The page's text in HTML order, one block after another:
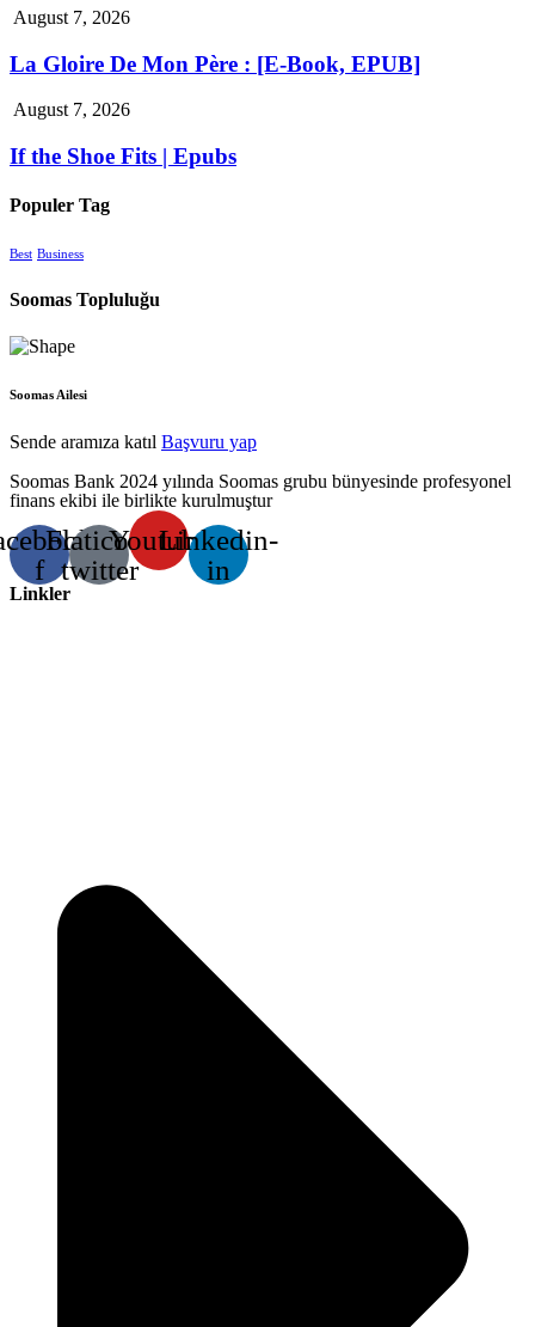
August 7, 2026
La Gloire De Mon Père : [E-Book, EPUB]
August 7, 2026
If the Shoe Fits | Epubs
Populer Tag
Best Business
Soomas Topluluğu
Soomas Ailesi
Sende aramıza katıl Başvuru yap
Soomas Bank 2024 yılında Soomas grubu bünyesinde profesyonel
finans ekibi ile birlikte kurulmuştur
f
Flaticon-
twitter
YoutubeLinkedin-
in
Linkler